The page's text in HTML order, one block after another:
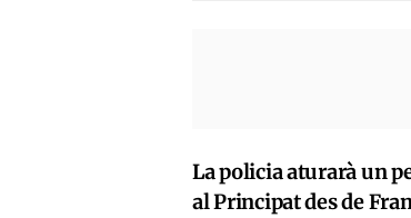
La policia aturarà un
al Principat des de